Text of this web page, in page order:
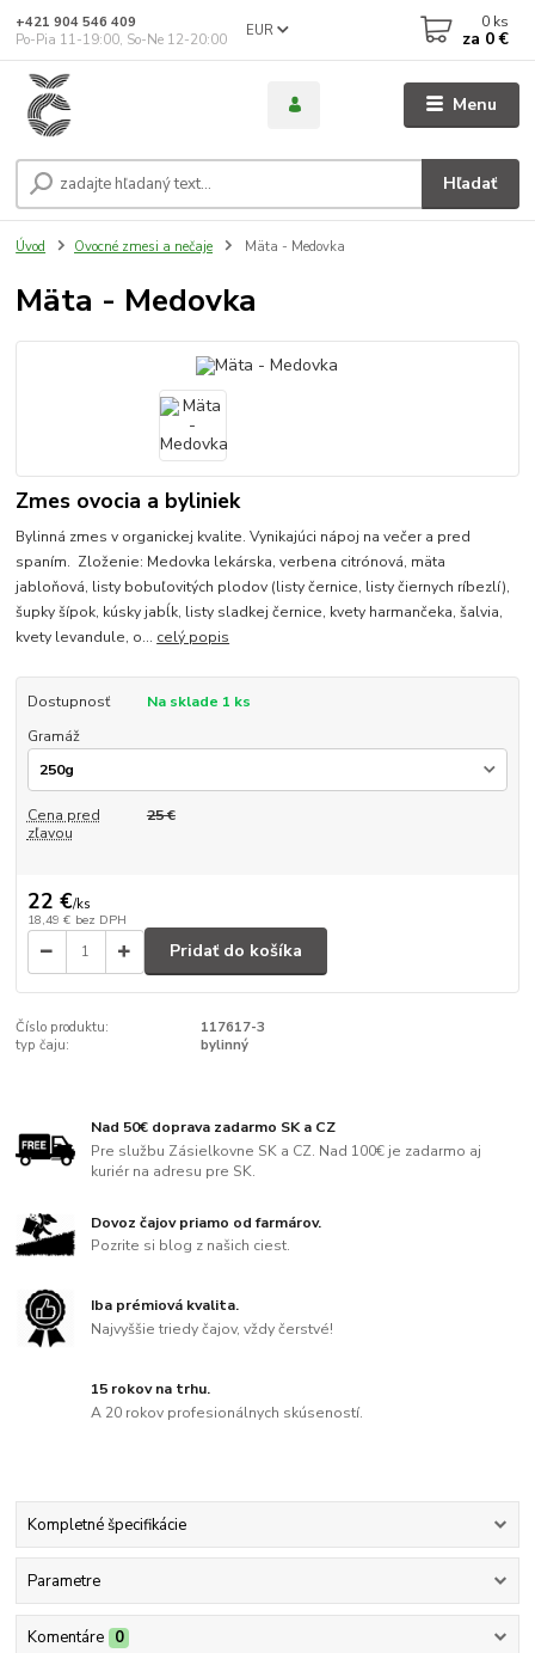
Menu
EUR
Hľadať
+421 904 546 409
Po-Pia 11-19:00, So-Ne 12-20:00
0 ks
za 0 €
Úvod Ovocné zmesi a nečaje Mäta - Medovka
Mäta - Medovka
Zmes ovocia a byliniek
Bylinná zmes v organickej kvalite. Vynikajúci nápoj na večer a pred
spaním. Zloženie: Medovka lekárska, verbena citrónová, mäta
jabloňová, listy bobuľovitých plodov (listy černice, listy čiernych ríbezlí),
šupky šípok, kúsky jabĺk, listy sladkej černice, kvety harmančeka, šalvia,
kvety levandule, o... celý popis
Dostupnosť
Na sklade 1 ks
Gramáž
Cena pred
zľavou
25 €
22 €/ks
18,49 € bez DPH
Pridať do košíka
Číslo produktu:
117617-3
typ čaju:
bylinný
Nad 50€ doprava zadarmo SK a CZ
Pre službu Zásielkovne SK a CZ. Nad 100€ je zadarmo aj
kuriér na adresu pre SK.
Dovoz čajov priamo od farmárov.
Pozrite si blog z našich ciest.
Iba prémiová kvalita.
Najvyššie triedy čajov, vždy čerstvé!
15 rokov na trhu.
A 20 rokov profesionálnych skúseností.
Kompletné špecifikácie
Parametre
Komentáre 0